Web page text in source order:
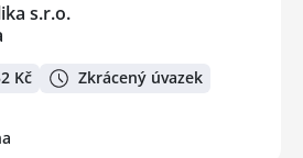
s.r.o.
Kč Zkrácený úvazek